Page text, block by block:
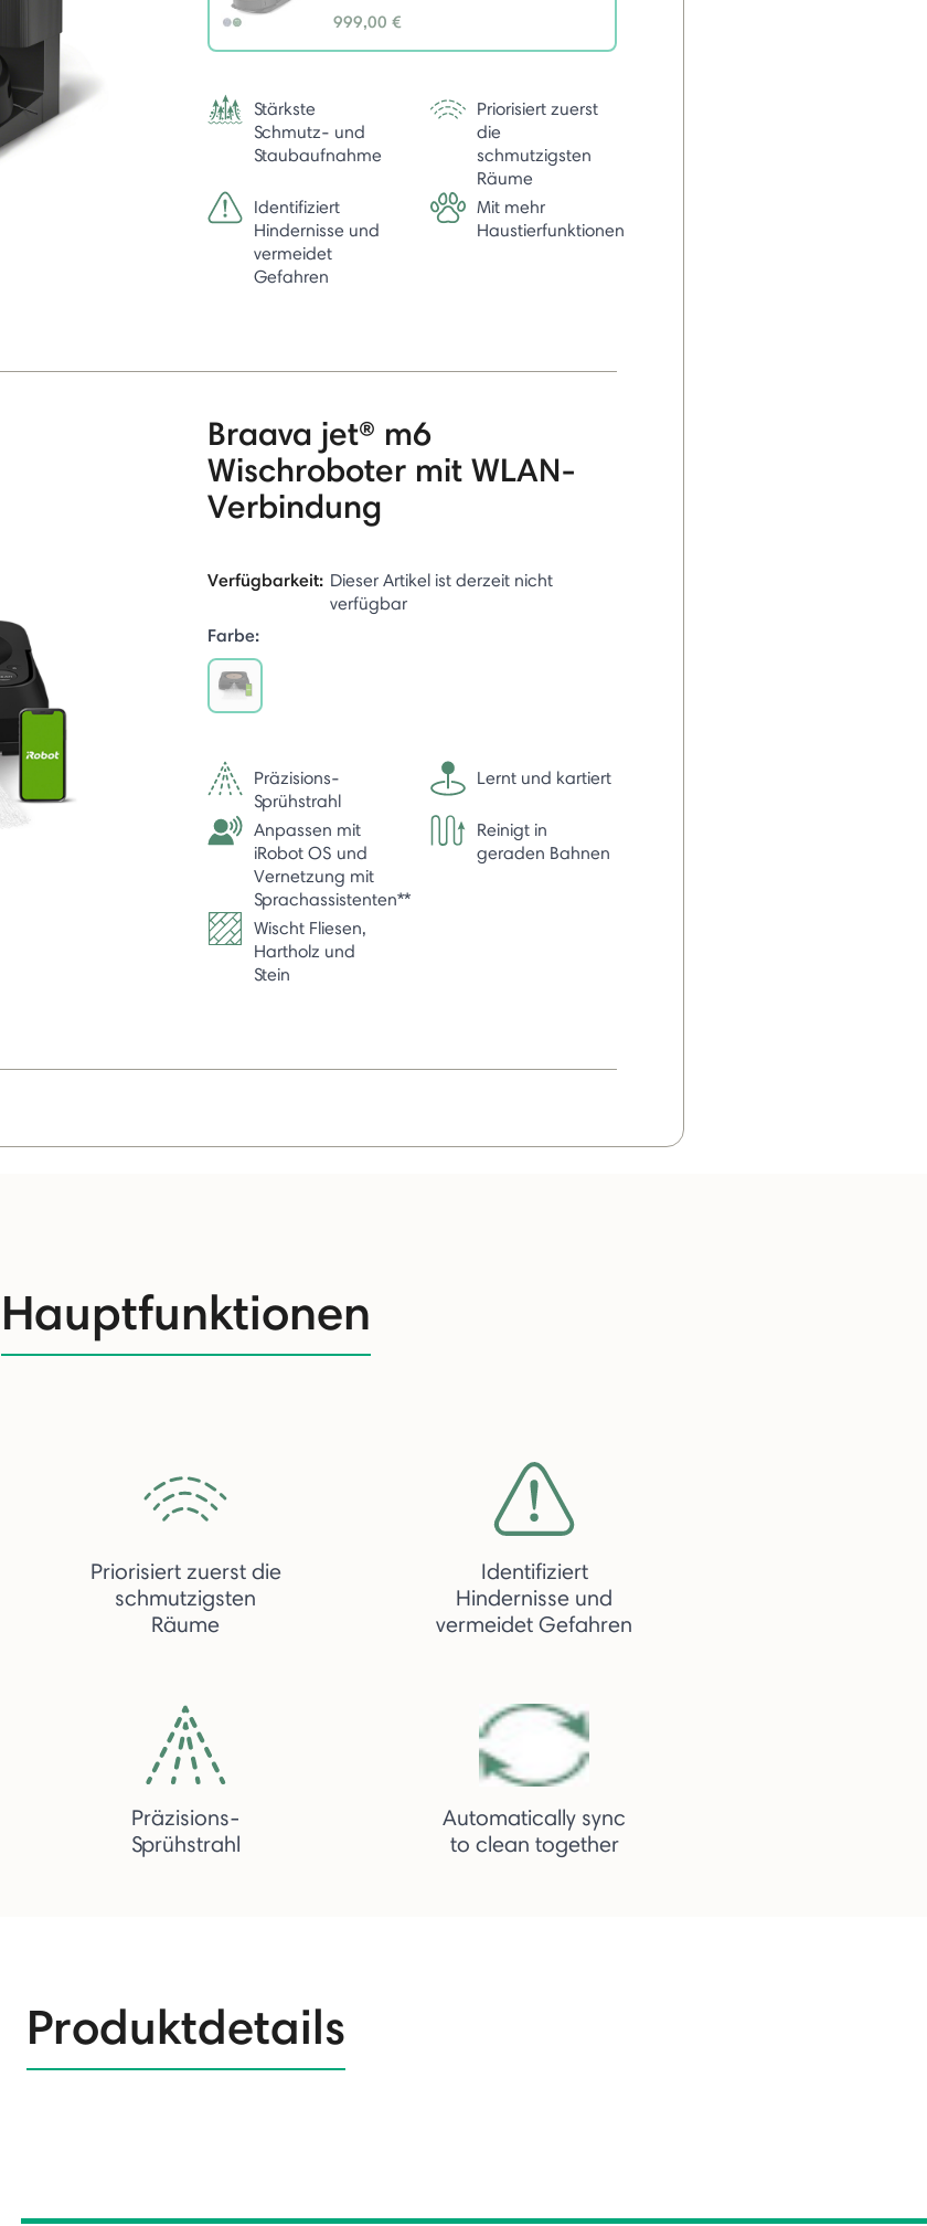
999,00 €
selected
Stärkste
Schmutz- und
Staubaufnahme
Priorisiert zuerst
die
schmutzigsten
Räume
Identifiziert
Hindernisse und
vermeidet
Gefahren
Mit mehr
Haustierfunktionen
Braava jet® m6
Wischroboter mit WLAN-
Verbindung
Verfügbarkeit: Dieser Artikel ist derzeit nicht
verfügbar
Farbe:
Präzisions-
Sprühstrahl
Lernt und kartiert
Anpassen mit
iRobot OS und
Vernetzung mit
Sprachassistenten**
Reinigt in
geraden Bahnen
Wischt Fliesen,
Hartholz und
Stein
Hauptfunktionen
Priorisiert zuerst die
schmutzigsten
Räume
Identifiziert
Hindernisse und
vermeidet Gefahren
Präzisions-
Sprühstrahl
Automatically sync
to clean together
Produktdetails